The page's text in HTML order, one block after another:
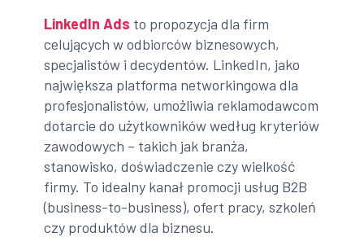
LinkedIn Ads to propozycja dla firm
celujących w odbiorców biznesowych,
specjalistów i decydentów. LinkedIn, jako
największa platforma networkingowa dla
profesjonalistów, umożliwia reklamodawcom
dotarcie do użytkowników według kryteriów
zawodowych – takich jak branża,
stanowisko, doświadczenie czy wielkość
firmy. To idealny kanał promocji usług B2B
(business-to-business), ofert pracy, szkoleń
czy produktów dla biznesu.